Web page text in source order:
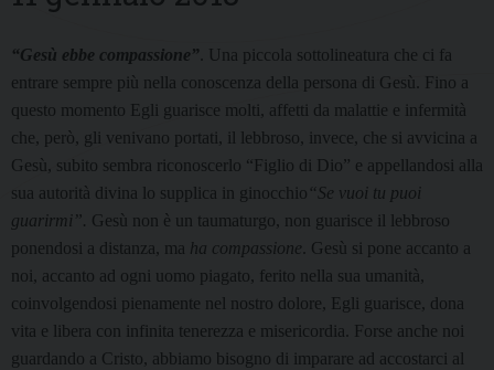
“Gesù ebbe compassione” . Una piccola sottolineatura che ci fa
entrare sempre più nella conoscenza della persona di Gesù. Fino a
questo momento Egli guarisce molti, affetti da malattie e infermità
che, però, gli venivano portati, il lebbroso, invece, che si avvicina a
Gesù, subito sembra riconoscerlo “Figlio di Dio” e appellandosi alla
sua autorità divina lo supplica in ginocchio “Se vuoi tu puoi
guarirmi”. Gesù non è un taumaturgo, non guarisce il lebbroso
ponendosi a distanza, ma ha compassione . Gesù si pone accanto a
noi, accanto ad ogni uomo piagato, ferito nella sua umanità,
coinvolgendosi pienamente nel nostro dolore, Egli guarisce, dona
vita e libera con infinita tenerezza e misericordia. Forse anche noi
guardando a Cristo, abbiamo bisogno di imparare ad accostarci al